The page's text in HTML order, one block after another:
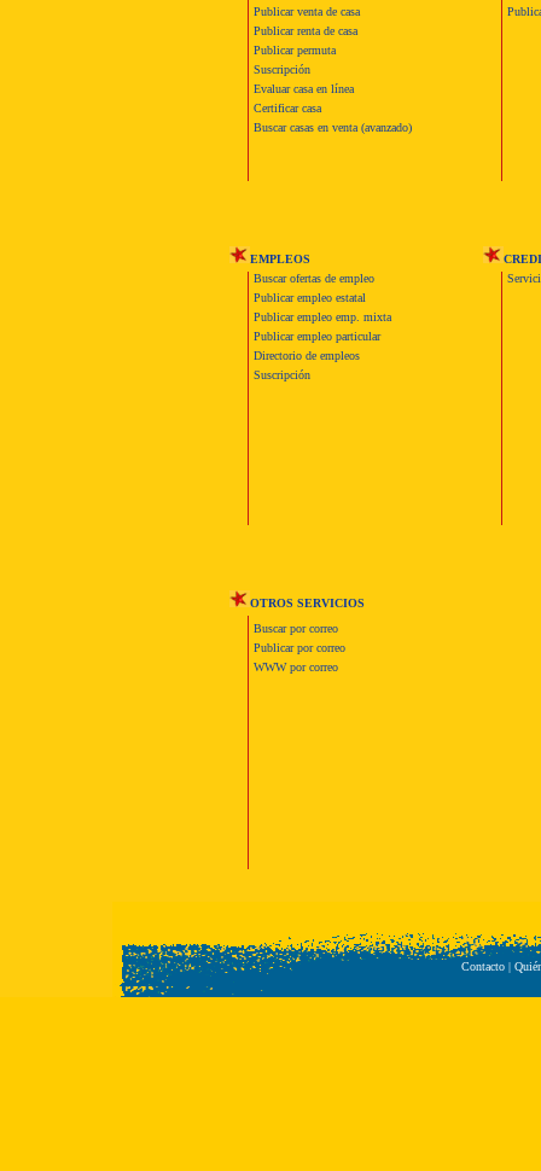
Publicar venta de casa
Publicar renta de casa
Publicar permuta
Suscripción
Evaluar casa en línea
Certificar casa
Buscar casas en venta (avanzado)
EMPLEOS
Buscar ofertas de empleo
Publicar empleo estatal
Publicar empleo emp. mixta
Publicar empleo particular
Directorio de empleos
Suscripción
OTROS SERVICIOS
Buscar por correo
Publicar por correo
WWW por correo
Contacto|